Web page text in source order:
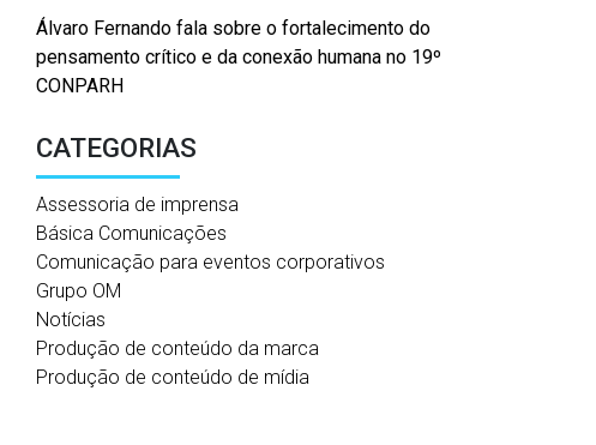
Álvaro Fernando fala sobre o fortalecimento do
pensamento crítico e da conexão humana no 19º
CONPARH
CATEGORIAS
Assessoria de imprensa
Básica Comunicações
Comunicação para eventos corporativos
Grupo OM
Notícias
Produção de conteúdo da marca
Produção de conteúdo de mídia